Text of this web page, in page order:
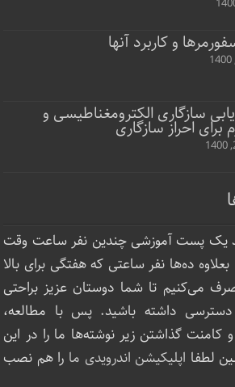
و کاربرد آنها
سازگاری الکترومغناطیسی و
برای احراز سازگاری
یک پست آموزشی چندین نفر ساعت‌ وقت
ده‌ها نفر ساعتی که هفتگی برای بالا
‌می‌کنیم تا شما دوستان عزیز براحتی
دسترسی داشته باشید. پس با مطالعه،
کامنت گذاشتن زیر نوشته‌‌ها ما را در این
لطفا اپلیکیشن اندرویدی ما را هم نصب